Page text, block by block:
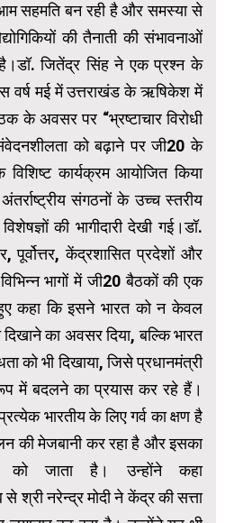
सहमति बन रही है और समस्या से
की तैनाती की संभावनाओं
है।डॉ. जितेंद्र सिंह ने एक प्रश्न के
वर्ष मई में उत्तराखंड के ऋषिकेश में
के अवसर पर “भ्रष्टाचार विरोधी
को बढ़ाने पर जी20 के
विशिष्ट कार्यक्रम आयोजित किया
संगठनों के उच्च स्तरीय
की भागीदारी देखी गई।डॉ.
पूर्वोत्तर, केंद्रशासित प्रदेशों और
भागों में जी20 बैठकों की एक
कहा कि इसने भारत को न केवल
दिखाने का अवसर दिया, बल्कि भारत
को भी दिखाया, जिसे प्रधानमंत्री
में बदलने का प्रयास कर रहे हैं।
भारतीय के लिए गर्व का क्षण है
की मेजबानी कर रहा है और इसका
को जाता है। उन्होंने कहा
श्री नरेन्द्र मोदी ने केंद्र की सत्ता